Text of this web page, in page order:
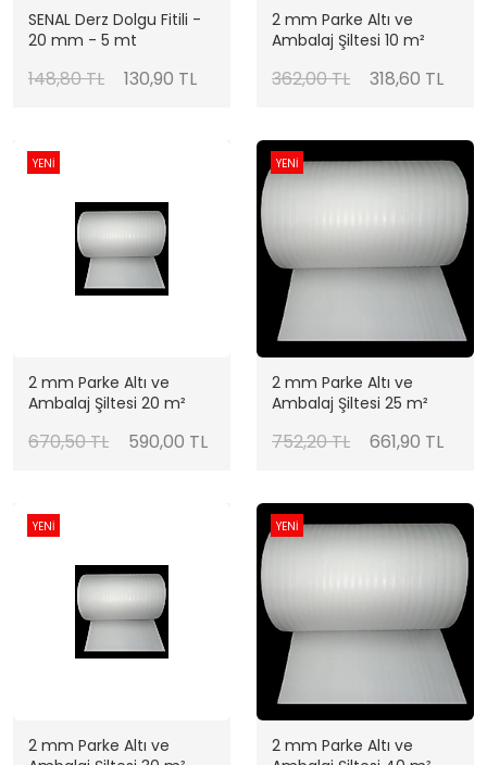
SENAL Derz Dolgu Fitili -
20 mm - 5 mt
148,80 TL 130,90 TL
2 mm Parke Altı ve
Ambalaj Şiltesi 10 m²
362,00 TL 318,60 TL
YENİ
2 mm Parke Altı ve
Ambalaj Şiltesi 20 m²
670,50 TL 590,00 TL
YENİ
2 mm Parke Altı ve
Ambalaj Şiltesi 25 m²
752,20 TL 661,90 TL
YENİ
2 mm Parke Altı ve
YENİ
2 mm Parke Altı ve